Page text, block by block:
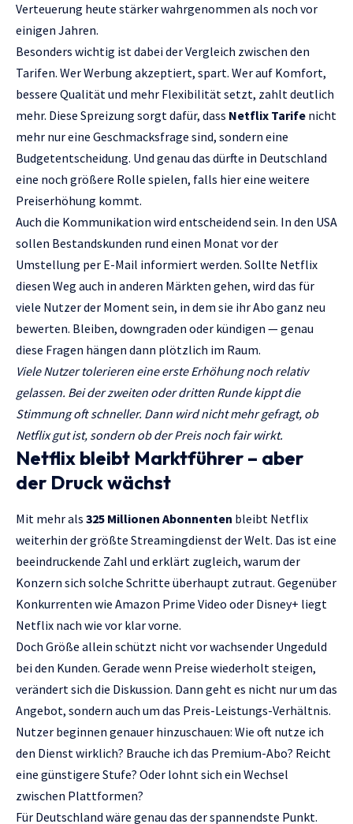
Verteuerung heute stärker wahrgenommen als noch vor
einigen Jahren.
Besonders wichtig ist dabei der Vergleich zwischen den
Tarifen. Wer Werbung akzeptiert, spart. Wer auf Komfort,
bessere Qualität und mehr Flexibilität setzt, zahlt deutlich
mehr. Diese Spreizung sorgt dafür, dass Netflix Tarife nicht
mehr nur eine Geschmacksfrage sind, sondern eine
Budgetentscheidung. Und genau das dürfte in Deutschland
eine noch größere Rolle spielen, falls hier eine weitere
Preiserhöhung kommt.
Auch die Kommunikation wird entscheidend sein. In den USA
sollen Bestandskunden rund einen Monat vor der
Umstellung per E-Mail informiert werden. Sollte Netflix
diesen Weg auch in anderen Märkten gehen, wird das für
viele Nutzer der Moment sein, in dem sie ihr Abo ganz neu
bewerten. Bleiben, downgraden oder kündigen — genau
diese Fragen hängen dann plötzlich im Raum.
Viele Nutzer tolerieren eine erste Erhöhung noch relativ
gelassen. Bei der zweiten oder dritten Runde kippt die
Stimmung oft schneller. Dann wird nicht mehr gefragt, ob
Netflix gut ist, sondern ob der Preis noch fair wirkt.
Netflix bleibt Marktführer – aber
der Druck wächst
Mit mehr als 325 Millionen Abonnenten bleibt Netflix
weiterhin der größte Streamingdienst der Welt. Das ist eine
beeindruckende Zahl und erklärt zugleich, warum der
Konzern sich solche Schritte überhaupt zutraut. Gegenüber
Konkurrenten wie Amazon Prime Video oder Disney+ liegt
Netflix nach wie vor klar vorne.
Doch Größe allein schützt nicht vor wachsender Ungeduld
bei den Kunden. Gerade wenn Preise wiederholt steigen,
verändert sich die Diskussion. Dann geht es nicht nur um das
Angebot, sondern auch um das Preis-Leistungs-Verhältnis.
Nutzer beginnen genauer hinzuschauen: Wie oft nutze ich
den Dienst wirklich? Brauche ich das Premium-Abo? Reicht
eine günstigere Stufe? Oder lohnt sich ein Wechsel
zwischen Plattformen?
Für Deutschland wäre genau das der spannendste Punkt.